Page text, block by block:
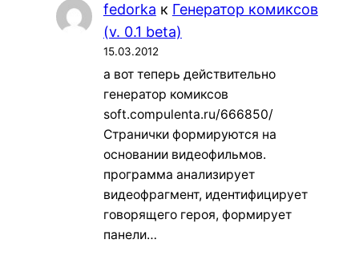
fedorka к Генератор комиксов
(v. 0.1 beta)
15.03.2012
а вот теперь действительно
генератор комиксов
soft.compulenta.ru/666850/
Странички формируются на
основании видеофильмов.
программа анализирует
видеофрагмент, идентифицирует
говорящего героя, формирует
панели…